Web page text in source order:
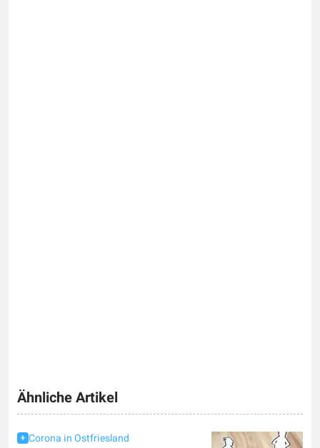
Ähnliche Artikel
Corona in Ostfriesland